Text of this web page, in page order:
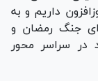
داریم و به
جنگ رمضان و
در سراسر محور